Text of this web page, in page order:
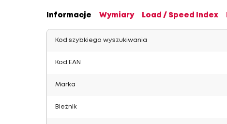
Informacje Wymiary Load / Speed Index
Kod szybkiego wyszukiwania
Kod EAN
Marka
Bieżnik